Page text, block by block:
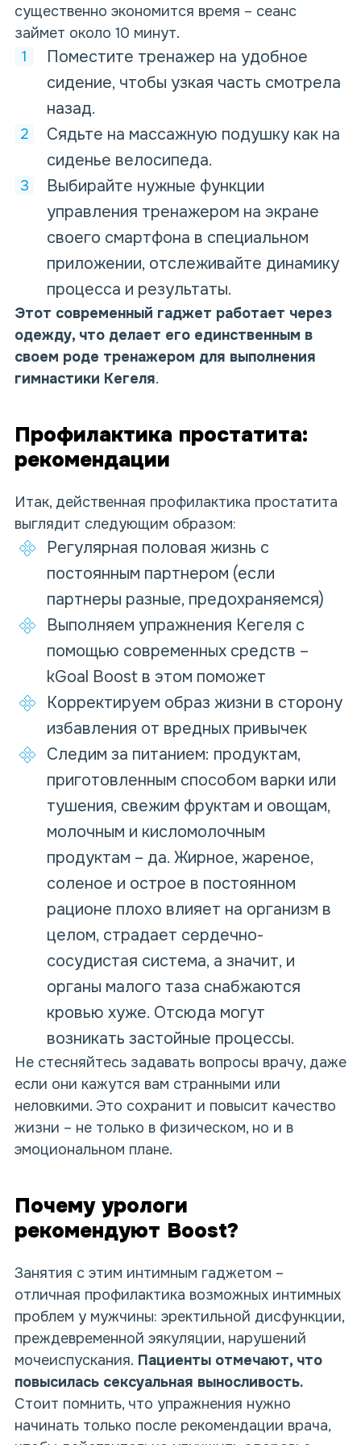
существенно экономится время – сеанс
займет около 10 минут.
Поместите тренажер на удобное
сидение, чтобы узкая часть смотрела
назад.
Сядьте на массажную подушку как на
сиденье велосипеда.
Выбирайте нужные функции
управления тренажером на экране
своего смартфона в специальном
приложении, отслеживайте динамику
процесса и результаты.
Этот современный гаджет работает через
одежду, что делает его единственным в
своем роде тренажером для выполнения
гимнастики Кегеля.
Профилактика простатита:
рекомендации
Итак, действенная профилактика простатита
выглядит следующим образом:
Регулярная половая жизнь с
постоянным партнером (если
партнеры разные, предохраняемся)
Выполняем упражнения Кегеля с
помощью современных средств –
kGoal Boost в этом поможет
Корректируем образ жизни в сторону
избавления от вредных привычек
Следим за питанием: продуктам,
приготовленным способом варки или
тушения, свежим фруктам и овощам,
молочным и кисломолочным
продуктам – да. Жирное, жареное,
соленое и острое в постоянном
рационе плохо влияет на организм в
целом, страдает сердечно-
сосудистая система, а значит, и
органы малого таза снабжаются
кровью хуже. Отсюда могут
возникать застойные процессы.
Не стесняйтесь задавать вопросы врачу, даже
если они кажутся вам странными или
неловкими. Это сохранит и повысит качество
жизни – не только в физическом, но и в
эмоциональном плане.
Почему урологи
рекомендуют Boost?
Занятия с этим интимным гаджетом –
отличная профилактика возможных интимных
проблем у мужчины: эректильной дисфункции,
преждевременной эякуляции, нарушений
мочеиспускания. Пациенты отмечают, что
повысилась сексуальная выносливость.
Стоит помнить, что упражнения нужно
начинать только после рекомендации врача,